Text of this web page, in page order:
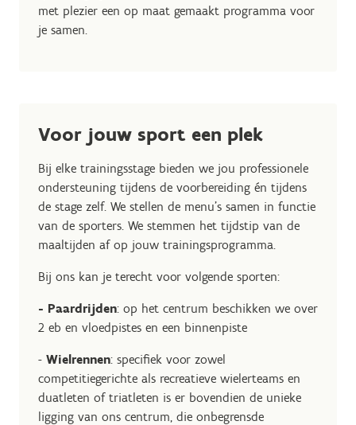
met plezier een op maat gemaakt programma voor
je samen.
Voor jouw sport een plek
Bij elke trainingsstage bieden we jou professionele
ondersteuning tijdens de voorbereiding én tijdens
de stage zelf. We stellen de menu’s samen in functie
van de sporters. We stemmen het tijdstip van de
maaltijden af op jouw trainingsprogramma.
Bij ons kan je terecht voor volgende sporten:
- Paardrijden: op het centrum beschikken we over
2 eb en vloedpistes en een binnenpiste
- Wielrennen: specifiek voor zowel
competitiegerichte als recreatieve wielerteams en
duatleten of triatleten is er bovendien de unieke
ligging van ons centrum, die onbegrensde